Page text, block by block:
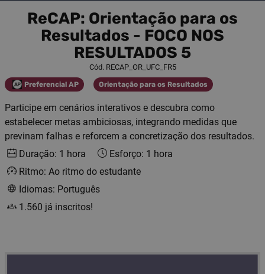
ReCAP: Orientação para os
Resultados​​​​ - FOCO NOS
RESULTADOS 5
Cód. RECAP_OR_UFC_FR5
Categoria
Preferencial AP Categoria
Orientação para os Resultados
Participe em cenários interativos e descubra como
estabelecer metas ambiciosas, integrando medidas que
previnam falhas e reforcem a concretização dos resultados.
Duração: 1 hora
Esforço: 1 hora
Ritmo: Ao ritmo do estudante
Idiomas: Português
1.560 já inscritos!